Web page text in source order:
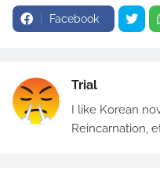
Facebook
Trial
I like Korean
Reincarnation,